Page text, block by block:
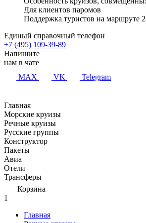
Для клиентов паромов
Поддержка туристов на маршруте
Единый справочный телефон
+7 (495) 109-39-89
Напишите
нам в чате
MAX
VK Telegram
Главная
Морские круизы
Речные круизы
Русские группы
Конструктор
Пакеты
Авиа
Отели
Трансферы
Корзина
1
Главная